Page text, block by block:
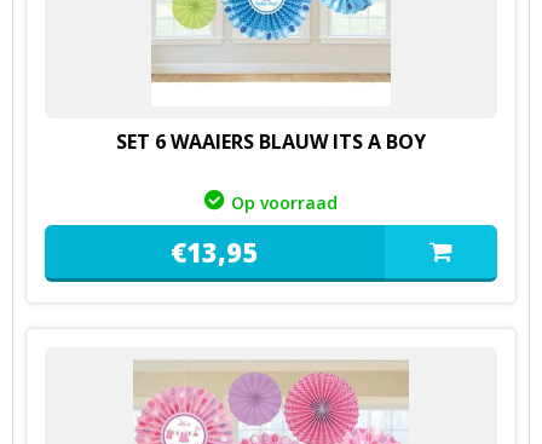
SET 6 WAAIERS BLAUW ITS A BOY
Op voorraad
€13,95